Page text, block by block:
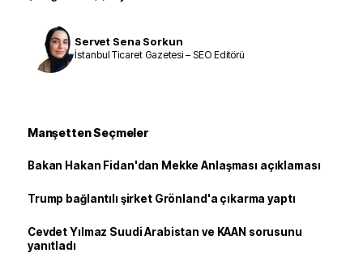
Servet Sena Sorkun
İstanbul Ticaret Gazetesi – SEO Editörü
Manşetten Seçmeler
Bakan Hakan Fidan'dan Mekke Anlaşması açıklaması
Trump bağlantılı şirket Grönland'a çıkarma yaptı
Cevdet Yılmaz Suudi Arabistan ve KAAN sorusunu
yanıtladı